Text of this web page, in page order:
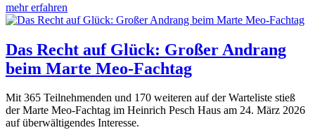
mehr erfahren
Das Recht auf Glück: Großer Andrang
beim Marte Meo-Fachtag
Mit 365 Teilnehmenden und 170 weiteren auf der Warteliste stieß
der Marte Meo-Fachtag im Heinrich Pesch Haus am 24. März 2026
auf überwältigendes Interesse.